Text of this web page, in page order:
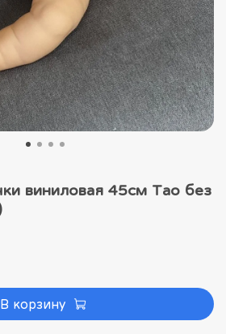
виниловая 45см Тао без
В корзину